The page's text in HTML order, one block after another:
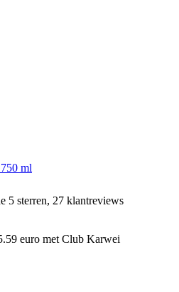
ml
5 sterren, 27 klantreviews
euro met Club Karwei